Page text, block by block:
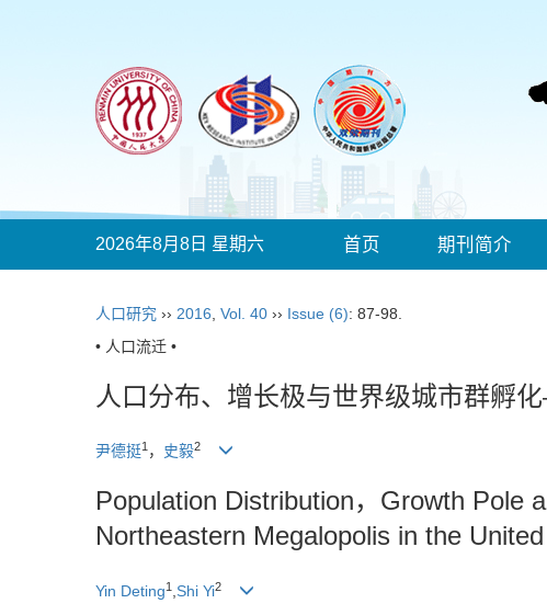
2026年8月8日 星期六 首页 期刊简介
人口研究 ›› 2016 Vol. 40 ›› Issue (6): 87-98.
• 人口流迁 •
人口分布、增长极与世界级城市群孵
尹德挺1 ， 史毅2
Population Distribution，Growth Pole
Northeastern Megalopolis in the
Yin Deting1 Shi Yi2